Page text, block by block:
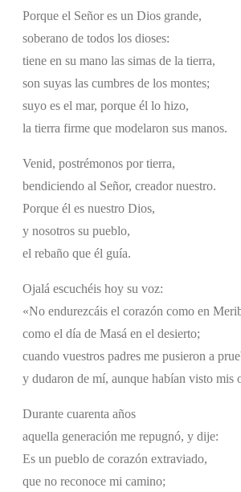
Porque el Señor es un Dios grande,
soberano de todos los dioses:
tiene en su mano las simas de la tierra,
son suyas las cumbres de los montes;
suyo es el mar, porque él lo hizo,
la tierra firme que modelaron sus manos.
Venid, postrémonos por tierra,
bendiciendo al Señor, creador nuestro.
Porque él es nuestro Dios,
y nosotros su pueblo,
el rebaño que él guía.
Ojalá escuchéis hoy su voz:
«No endurezcáis el corazón como en
como el día de Masá en el desierto;
cuando vuestros padres me pusieron a
y dudaron de mí, aunque habían visto mis
Durante cuarenta años
aquella generación me repugnó, y dije:
Es un pueblo de corazón extraviado,
que no reconoce mi camino;